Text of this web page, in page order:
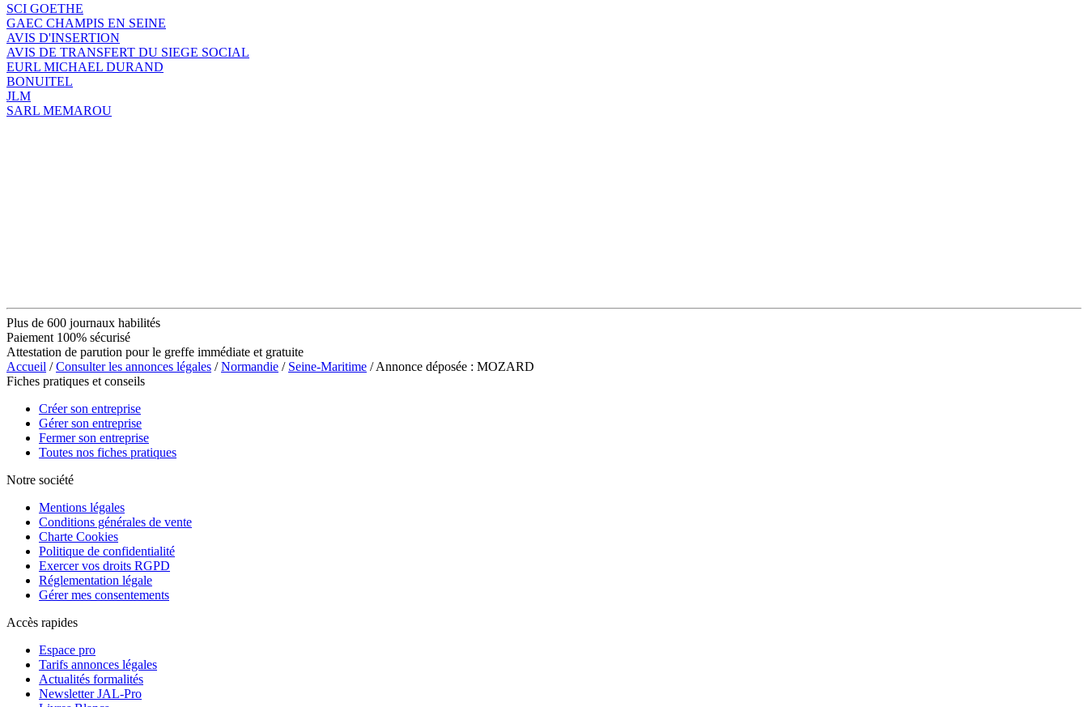
SCI GOETHE
GAEC CHAMPIS EN SEINE
AVIS D'INSERTION
AVIS DE TRANSFERT DU SIEGE SOCIAL
EURL MICHAEL DURAND
BONUITEL
JLM
SARL MEMAROU
Plus de 600 journaux habilités
Paiement 100% sécurisé
Attestation de parution pour le greffe immédiate et gratuite
Accueil /Consulter les annonces légales /Normandie / Seine-Maritime / Annonce déposée : MOZARD
Fiches pratiques et conseils
Créer son entreprise
Gérer son entreprise
Fermer son entreprise
Toutes nos fiches pratiques
Notre société
Mentions légales
Conditions générales de vente
Charte Cookies
Politique de confidentialité
Exercer vos droits RGPD
Réglementation légale
Gérer mes consentements
Accès rapides
Espace pro
Tarifs annonces légales
Actualités formalités
Newsletter JAL-Pro